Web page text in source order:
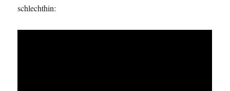
schlechthin: